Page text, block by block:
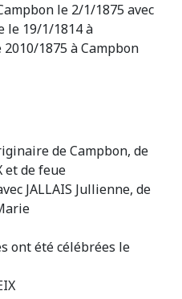
le 2/1/1875 avec
le 19/1/1814 à
1875 à Campbon
de Campbon, de
et de feue
JALLAIS Jullienne, de
ont été célébrées le